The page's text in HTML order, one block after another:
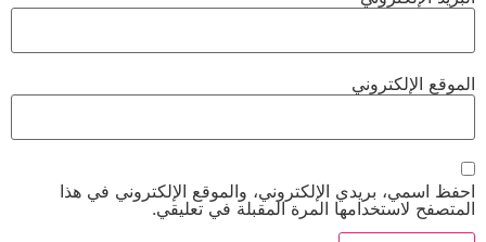
الموقع الإلكتروني
احفظ اسمي، بريدي الإلكتروني، والموقع الإلكتروني في هذا
المتصفح لاستخدامها المرة المقبلة في تعليقي.